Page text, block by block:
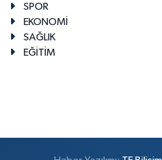
SPOR
EKONOMİ
SAĞLIK
EĞİTİM